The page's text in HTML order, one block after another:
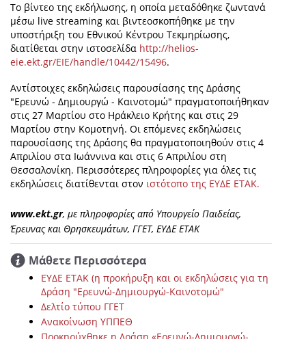
Το βίντεο της εκδήλωσης, η οποία μεταδόθηκε ζωντανά
μέσω live streaming και βιντεοσκοπήθηκε με την
υποστήριξη του Εθνικού Κέντρου Τεκμηρίωσης,
διατίθεται στην ιστοσελίδα http://helios-
eie.ekt.gr/EIE/handle/10442/15496.
Αντίστοιχες εκδηλώσεις παρουσίασης της Δράσης
"Ερευνώ - Δημιουργώ - Καινοτομώ" πραγματοποιήθηκαν
στις 27 Μαρτίου στο Ηράκλειο Κρήτης και στις 29
Μαρτίου στην Κομοτηνή. Οι επόμενες εκδηλώσεις
παρουσίασης της Δράσης θα πραγματοποιηθούν στις 4
Απριλίου στα Ιωάννινα και στις 6 Απριλίου στη
Θεσσαλονίκη. Περισσότερες πληροφορίες για όλες τις
εκδηλώσεις διατίθενται στον ιστότοπο της ΕΥΔΕ ΕΤΑΚ.
www.ekt.gr, με πληροφορίες από Υπουργείο Παιδείας,
Έρευνας και Θρησκευμάτων, ΓΓΕΤ, ΕΥΔΕ ΕΤΑΚ
Μάθετε Περισσότερα
ΕΥΔΕ ΕΤΑΚ (η προκήρυξη και οι εκδηλώσεις για τη
Δράση "Ερευνώ-Δημιουργώ-Καινοτομώ"
Δελτίο τύπου ΓΓΕΤ
Ανακοίνωση ΥΠΠΕΘ